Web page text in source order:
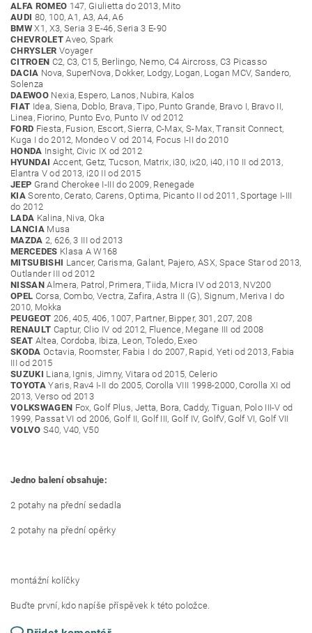
ALFA ROMEO 147, Giulietta do 2013, Mito
AUDI 80, 100, A1, A3, A4, A6
BMWX1, X3, Seria 3 E-46, Seria 3 E-90
CHEVROLETAveo, Spark
CHRYSLER Voyager
CITROEN C2, C3, C15, Berlingo, Nemo, C4 Aircross, C3 Picasso
DACIA Nova, SuperNova, Dokker, Lodgy, Logan, Logan MCV, Sandero,
Solenza
DAEWOONexia, Espero, Lanos, Nubira, Kalos
FIAT Idea, Siena, Doblo, Brava, Tipo, Punto Grande, Bravo I, Bravo II,
Linea, Fiorino, Punto Evo, Punto IV od 2012
FORD Fiesta, Fusion, Escort, Sierra, C-Max, S-Max, Transit Connect,
Kuga I do 2012, Mondeo V od 2014, Focus I-II do 2010
HONDA Insight, Civic IX od 2012
HYUNDAI Accent, Getz, Tucson, Matrix, i30, ix20, i40, i10 II od 2013,
Elantra V od 2013, i20 II od 2015
JEEP Grand Cherokee I-III do 2009, Renegade
KIASorento, Cerato, Carens, Optima, Picanto II od 2011, Sportage I-III
do 2012
LADA Kalina, Niva, Oka
LANCIAMusa
MAZDA 2, 626, 3 III od 2013
MERCEDES Klasa A W168
MITSUBISHI Lancer, Carisma, Galant, Pajero, ASX, Space Star od 2013,
Outlander III od 2012
NISSANAlmera, Patrol, Primera, Tiida, Micra IV od 2013, NV200
OPEL Corsa, Combo, Vectra, Zafira, Astra II (G), Signum, Meriva I do
2010, Mokka
PEUGEOT 206, 405, 406, 1007, Partner, Bipper, 301, 207, 208
RENAULT Captur, Clio IV od 2012, Fluence, Megane III od 2008
SEAT Altea, Cordoba, Ibiza, Leon, Toledo, Exeo
SKODA Octavia, Roomster, Fabia I do 2007, Rapid, Yeti od 2013, Fabia
III od 2015
SUZUKI Liana, Ignis, Jimny, Vitara od 2015, Celerio
TOYOTAYaris, Rav4 I-II do 2005, Corolla VIII 1998-2000, Corolla XI od
2013, Verso od 2013
VOLKSWAGEN Fox, Golf Plus, Jetta, Bora, Caddy, Tiguan, Polo III-V od
1999, Passat VI od 2006, Golf II, Golf III, Golf IV, GolfV, Golf VI, Golf VII
VOLVO S40, V40, V50
Jedno balení obsahuje:
2 potahy na přední sedadla
2 potahy na přední opěrky
montážní kolíčky
Buďte první, kdo napíše příspěvek k této položce.